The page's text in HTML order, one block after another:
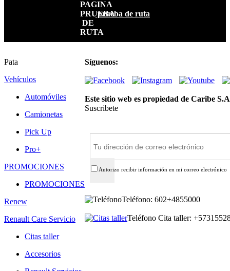
prueba de ruta
Pata
Vehículos
Automóviles
Camionetas
Pick Up
Pro+
PROMOCIONES
PROMOCIONES
Renew
Renault Care Servicio
Citas taller
Accesorios
Síguenos:
Este sitio web es propiedad de Caribe
Suscribete
Autorizo recibir información en mi correo electrónico
Teléfono: 602+4855000
Teléfono Cita taller: